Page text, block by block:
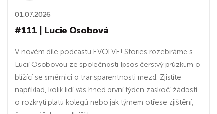
01.07.2026
#111 | Lucie Osobová
V novém díle podcastu EVOLVE! Stories rozebíráme s
Lucií Osobovou ze společnosti Ipsos čerstvý průzkum o
blížící se směrnici o transparentnosti mezd. Zjistíte
například, kolik lidí vás hned první týden zaskočí žádostí
o rozkrytí platů kolegů nebo jak týmem otřese zjištění,